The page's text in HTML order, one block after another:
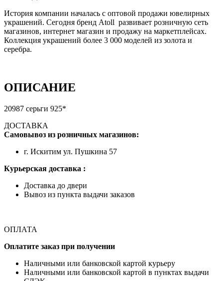
История компании началась с оптовой продажи ювелирных
украшений. Сегодня бренд Atoll развивает розничную сеть
магазинов, интернет магазин и продажу на маркетплейсах.
Коллекция украшений более 3 000 моделей из золота и
серебра.
ОПИСАНИЕ
20987 серьги 925*
ДОСТАВКА
Самовывоз из розничных магазинов:
г. Искитим ул. Пушкина 57
Курьерская доставка :
Доставка до двери
Вывоз из пункта выдачи заказов
ОПЛАТА
Оплатите заказ при получении
Наличными или банковской картой курьеру
Наличными или банковской картой в пунктах выдачи